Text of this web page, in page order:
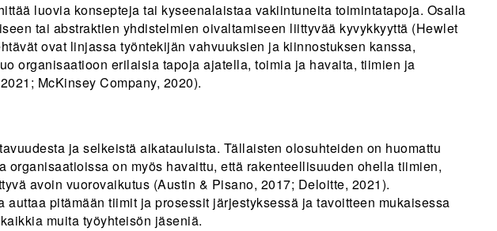
luovia konsepteja tai kyseenalaistaa vakiintuneita toimintatapoja. Osalla
tai abstraktien yhdistelmien oivaltamiseen liittyvää kyvykkyyttä (Hewlet
ovat linjassa työntekijän vahvuuksien ja kiinnostuksen kanssa,
organisaatioon erilaisia tapoja ajatella, toimia ja havaita, tiimien ja
McKinsey Company, 2020).
ja selkeistä aikatauluista. Tällaisten olosuhteiden on huomattu
on myös havaittu, että rakenteellisuuden ohella tiimien,
avoin vuorovaikutus (Austin & Pisano, 2017; Deloitte, 2021).
pitämään tiimit ja prosessit järjestyksessä ja tavoitteen mukaisessa
muita työyhteisön jäseniä.